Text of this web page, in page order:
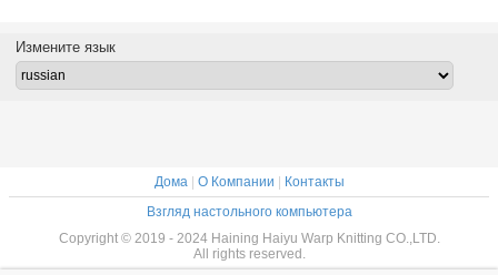
Измените язык
Дома | О Компании | Контакты
Взгляд настольного компьютера
Copyright © 2019 - 2024 Haining Haiyu Warp Knitting CO.,LTD.
All rights reserved.